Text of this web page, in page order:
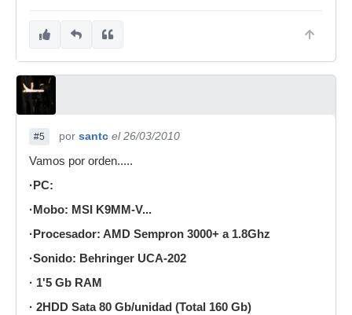
#5 por santc el 26/03/2010
Vamos por orden.....
·PC:
·Mobo: MSI K9MM-V...
·Procesador: AMD Sempron 3000+ a 1.8Ghz
·Sonido: Behringer UCA-202
· 1'5 Gb RAM
· 2HDD Sata 80 Gb/unidad (Total 160 Gb)